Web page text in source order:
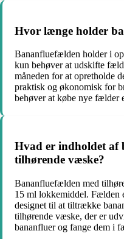
Hvor længe holder
Bananfluefælden holder i
kun behøver at udskifte
måneden for at opretholde
praktisk og økonomisk for
behøver at købe nye fælder
Hvad er indholdet af
tilhørende væske?
Bananfluefælden med
15 ml lokkemiddel. Fælden
designet til at tiltrække
tilhørende væske, der er
bananfluer og fange dem i